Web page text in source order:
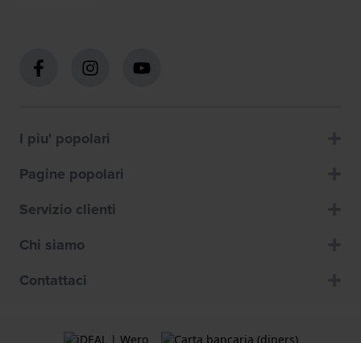
I piu' popolari
Pagine popolari
Servizio clienti
Chi siamo
Contattaci